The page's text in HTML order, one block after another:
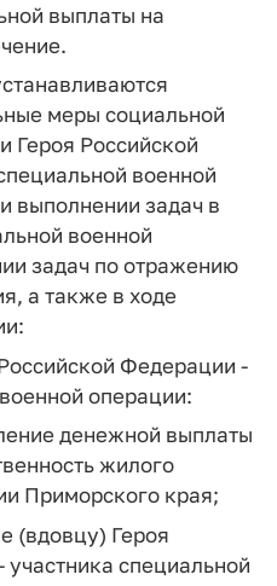
выплаты на
меры социальной
Героя Российской
военной
выполнении задач в
военной
задач по отражению
а также в ходе
Федерации -
операции:
денежной выплаты
жилого
Приморского края;
(вдовцу) Героя
специальной